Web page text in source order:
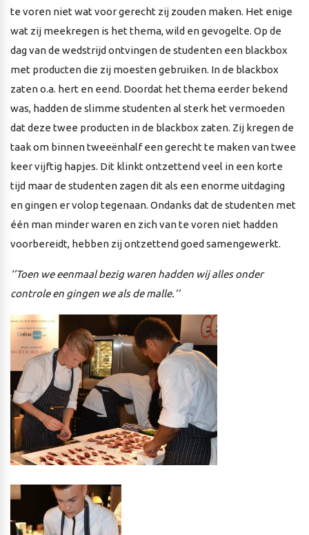
te voren niet wat voor gerecht zij zouden maken. Het enige
wat zij meekregen is het thema, wild en gevogelte. Op de
dag van de wedstrijd ontvingen de studenten een blackbox
met producten die zij moesten gebruiken. In de blackbox
zaten o.a. hert en eend. Doordat het thema eerder bekend
was, hadden de slimme studenten al sterk het vermoeden
dat deze twee producten in de blackbox zaten. Zij kregen de
taak om binnen tweeënhalf een gerecht te maken van twee
keer vijftig hapjes. Dit klinkt ontzettend veel in een korte
tijd maar de studenten zagen dit als een enorme uitdaging
en gingen er volop tegenaan. Ondanks dat de studenten met
één man minder waren en zich van te voren niet hadden
voorbereidt, hebben zij ontzettend goed samengewerkt.
‘’Toen we eenmaal bezig waren hadden wij alles onder
controle en gingen we als de malle.’’